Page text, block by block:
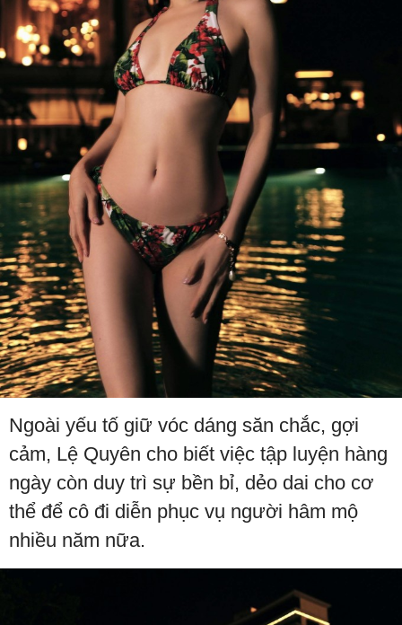
Ngoài yếu tố giữ vóc dáng săn chắc, gợi
cảm, Lệ Quyên cho biết việc tập luyện hàng
ngày còn duy trì sự bền bỉ, dẻo dai cho cơ
thể để cô đi diễn phục vụ người hâm mộ
nhiều năm nữa.